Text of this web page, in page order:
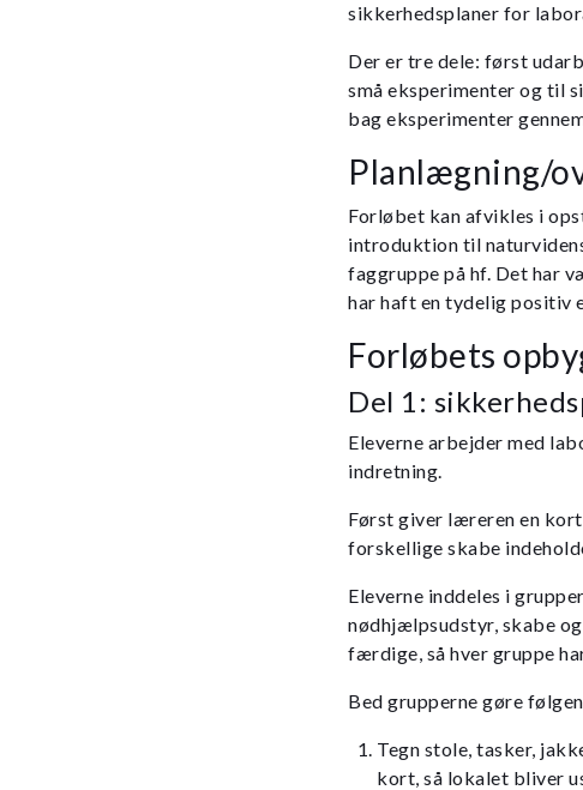
sikkerhedsplaner for
Der er tre dele: først
små eksperimenter og til
bag eksperimenter
Planlægning/
Forløbet kan afvikles i
introduktion til
faggruppe på hf. Det har
har haft en tydelig positiv
Forløbets
Del 1:
Eleverne arbejder med
indretning.
Først giver læreren en
forskellige skabe
Eleverne inddeles i
nødhjælpsudstyr, skabe
færdige, så hver gruppe
Bed grupperne gøre
Tegn stole, tasker,
kort, så lokalet bliver